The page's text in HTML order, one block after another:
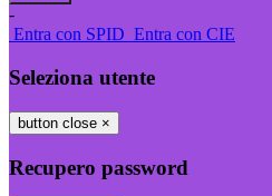
-
Entra con SPID Entra con CIE
Seleziona utente
button close ×
Recupero password